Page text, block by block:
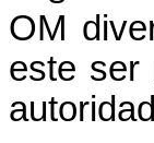
OM
este ser